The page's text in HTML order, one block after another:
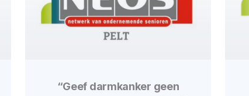
“Geef darmkanker geen